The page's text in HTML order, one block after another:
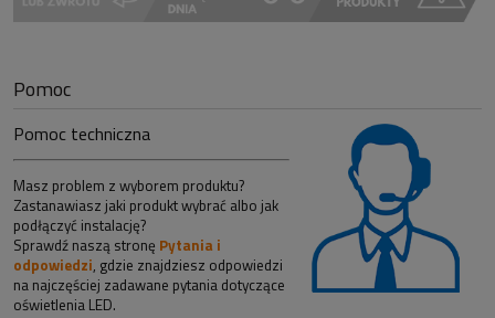
Pomoc
Pomoc techniczna
Masz problem z wyborem produktu?
Zastanawiasz jaki produkt wybrać albo jak
podłączyć instalację?
Sprawdź naszą stronę Pytania i
odpowiedzi, gdzie znajdziesz odpowiedzi
na najczęściej zadawane pytania dotyczące
oświetlenia LED.